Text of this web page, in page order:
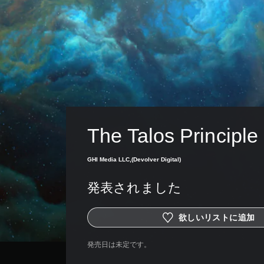
The Talos Principle
GHI Media LLC,(Devolver Digital)
発表されました
欲しいリストに追加
発売日は未定です。